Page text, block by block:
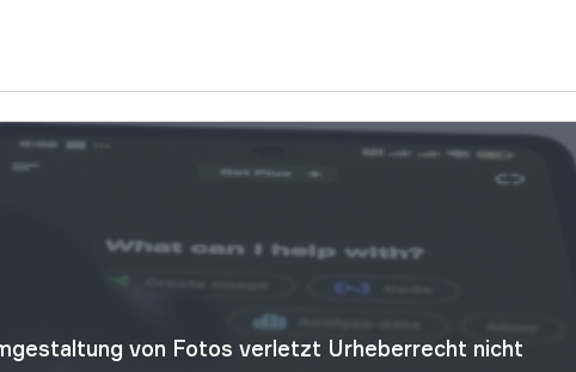
von Fotos verletzt Urheberrecht nicht